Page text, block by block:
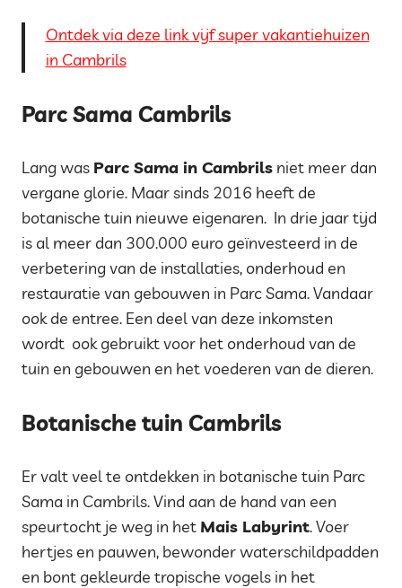
Ontdek via deze link vijf super vakantiehuizen
in Cambrils
Parc Sama Cambrils
Lang was Parc Sama in Cambrils niet meer dan
vergane glorie. Maar sinds 2016 heeft de
botanische tuin nieuwe eigenaren. In drie jaar tijd
is al meer dan 300.000 euro geïnvesteerd in de
verbetering van de installaties, onderhoud en
restauratie van gebouwen in Parc Sama. Vandaar
ook de entree. Een deel van deze inkomsten
wordt ook gebruikt voor het onderhoud van de
tuin en gebouwen en het voederen van de dieren.
Botanische tuin Cambrils
Er valt veel te ontdekken in botanische tuin Parc
Sama in Cambrils. Vind aan de hand van een
speurtocht je weg in het Mais Labyrint. Voer
hertjes en pauwen, bewonder waterschildpadden
en bont gekleurde tropische vogels in het